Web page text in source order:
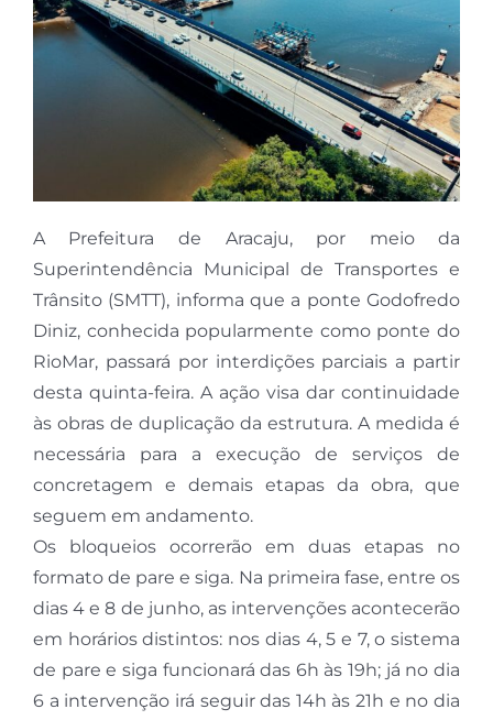
A Prefeitura de Aracaju, por meio da
Superintendência Municipal de Transportes e
Trânsito (SMTT), informa que a ponte Godofredo
Diniz, conhecida popularmente como ponte do
RioMar, passará por interdições parciais a partir
desta quinta-feira. A ação visa dar continuidade
às obras de duplicação da estrutura. A medida é
necessária para a execução de serviços de
concretagem e demais etapas da obra, que
seguem em andamento.
Os bloqueios ocorrerão em duas etapas no
formato de pare e siga. Na primeira fase, entre os
dias 4 e 8 de junho, as intervenções acontecerão
em horários distintos: nos dias 4, 5 e 7, o sistema
de pare e siga funcionará das 6h às 19h; já no dia
6 a intervenção irá seguir das 14h às 21h e no dia